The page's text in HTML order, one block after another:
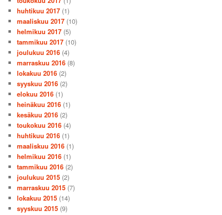
huhtikuu 2017 (1)
maaliskuu 2017 (10)
helmikuu 2017 (5)
tammikuu 2017 (10)
joulukuu 2016 (4)
marraskuu 2016 (8)
lokakuu 2016 (2)
syyskuu 2016 (2)
elokuu 2016 (1)
heinäkuu 2016 (1)
kesäkuu 2016 (2)
toukokuu 2016 (4)
huhtikuu 2016 (1)
maaliskuu 2016 (1)
helmikuu 2016 (1)
tammikuu 2016 (2)
joulukuu 2015 (2)
marraskuu 2015 (7)
lokakuu 2015 (14)
syyskuu 2015 (9)